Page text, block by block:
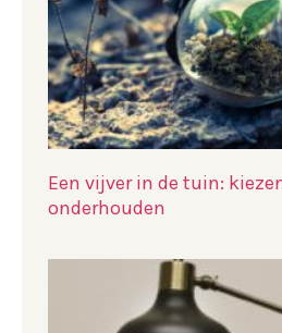
Een vijver in de tuin:
onderhouden